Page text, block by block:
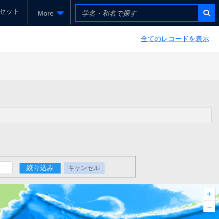
ット More
全てのレコードを表示
絞り込み キャンセル
+
–